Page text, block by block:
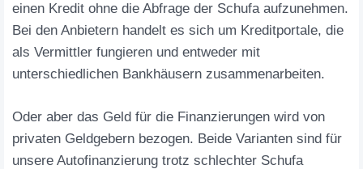
einen Kredit ohne die Abfrage der Schufa aufzunehmen.
Bei den Anbietern handelt es sich um Kreditportale, die
als Vermittler fungieren und entweder mit
unterschiedlichen Bankhäusern zusammenarbeiten.
Oder aber das Geld für die Finanzierungen wird von
privaten Geldgebern bezogen. Beide Varianten sind für
unsere Autofinanzierung trotz schlechter Schufa